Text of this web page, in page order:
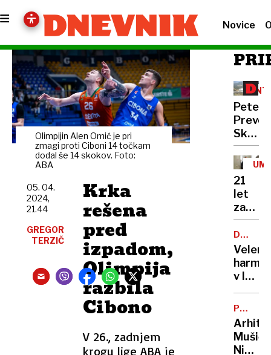
Novice
Olimpijin Alen Omić je pri
zmagi proti Ciboni 14 točkam
dodal še 14 skokov. Foto:
ABA
Krka
rešena
pred
izpadom,
Olimpija
razbila
Cibono
V 26., zadnjem
krogu lige ABA je
05. 04.
2024,
21.44
GREGOR
TERZIČ
Peter
Prevc:
policaji
niso
dela
21
let
Bančni
s
pasom
zadavil
v lov
na
nov
rekord
CENTER
Mušič:
Nikoli